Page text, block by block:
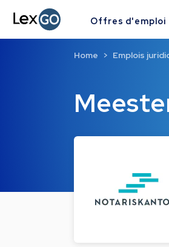
Offres d'emploi
Home Emplois